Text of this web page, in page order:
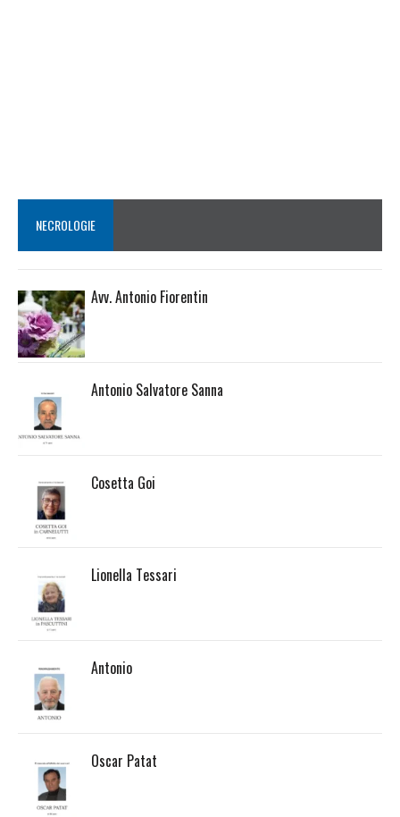
NECROLOGIE
Avv. Antonio Fiorentin
Antonio Salvatore Sanna
Cosetta Goi
Lionella Tessari
Antonio
Oscar Patat